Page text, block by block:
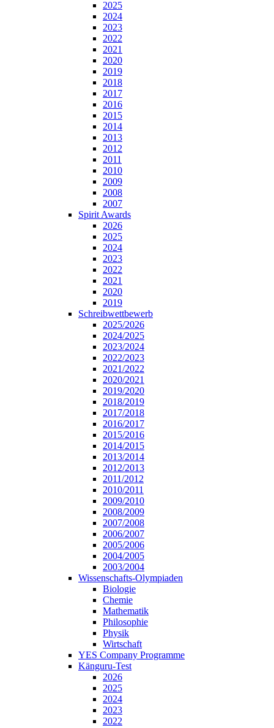
2025
2024
2023
2022
2021
2020
2019
2018
2017
2016
2015
2014
2013
2012
2011
2010
2009
2008
2007
Spirit Awards
2026
2025
2024
2023
2022
2021
2020
2019
Schreibwettbewerb
2025/2026
2024/2025
2023/2024
2022/2023
2021/2022
2020/2021
2019/2020
2018/2019
2017/2018
2016/2017
2015/2016
2014/2015
2013/2014
2012/2013
2011/2012
2010/2011
2009/2010
2008/2009
2007/2008
2006/2007
2005/2006
2004/2005
2003/2004
Wissenschafts-Olympiaden
Biologie
Chemie
Mathematik
Philosophie
Physik
Wirtschaft
YES Company Programme
Känguru-Test
2026
2025
2024
2023
2022